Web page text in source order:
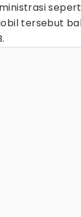
tersebut